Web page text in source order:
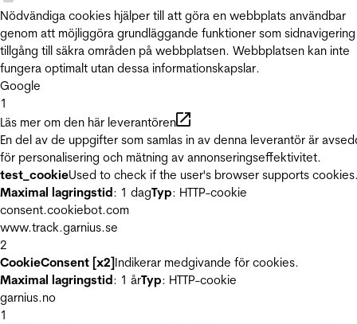
Nödvändiga cookies hjälper till att göra en webbplats användbar
genom att möjliggöra grundläggande funktioner som
tillgång till säkra områden på webbplatsen. Webbplatsen kan inte
fungera optimalt utan dessa informationskapslar.
Google
1
Läs mer om den här leverantören
En del av de uppgifter som samlas in av denna leverantör är
för personalisering och mätning av annonseringseffektivitet.
test_cookieUsed to check if the user's browser supports
Maximal lagringstid: 1 dagTyp: HTTP-cookie
consent.cookiebot.com
www.track.garnius.se
2
CookieConsent [x2]Indikerar medgivande för cookies.
Maximal lagringstid: 1 årTyp: HTTP-cookie
garnius.no
1